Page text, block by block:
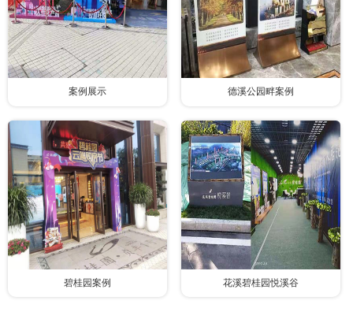
案例展示 德溪公园畔案例
碧桂园案例 花溪碧桂园悦溪谷